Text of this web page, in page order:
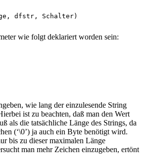
wie folgt deklariert worden sein:
wie lang der einzulesende String
ist zu beachten, daß man den Wert
als die tatsächliche Länge des Strings, da
(‘\0’) ja auch ein Byte benötigt wird.
bis zu dieser maximalen Länge
man mehr Zeichen einzugeben, ertönt